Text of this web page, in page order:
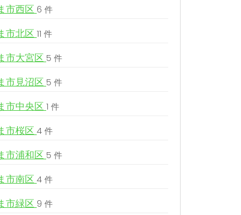
市西区 6 件
市北区11 件
市大宮区 5 件
市見沼区 5 件
市中央区 1 件
市桜区4 件
市浦和区 5 件
市南区4 件
市緑区 9 件